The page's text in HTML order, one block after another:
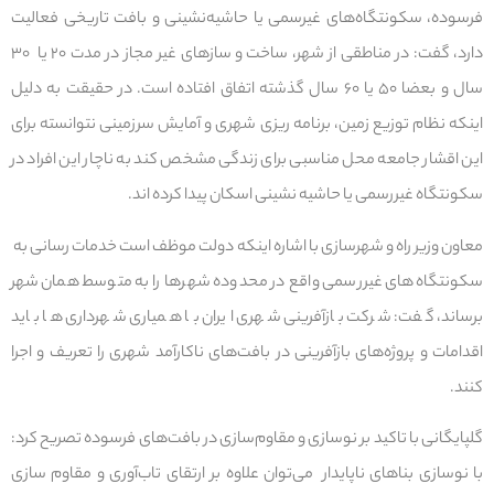
فرسوده، سکونتگاه‌های غیرسمی یا حاشیه‌نشینی و بافت تاریخی فعالیت
دارد، گفت: در مناطقی از شهر، ساخت و سازهای غیر مجاز در مدت ۲۰ یا ۳۰
سال و بعضا ۵۰ یا ۶۰ سال گذشته اتفاق افتاده است. در حقیقت به دلیل
اینکه نظام توزیع زمین، برنامه ریزی شهری و آمایش سرزمینی نتوانسته برای
این اقشار جامعه محل مناسبی برای زندگی مشخص کند به ناچار این افراد در
سکونتگاه غیررسمی یا حاشیه نشینی اسکان پیدا کرده اند.
معاون وزیر راه و شهرسازی با اشاره اینکه دولت موظف است خدمات رسانی به
سکونتگاه‌های غیررسمی واقع در محدوده شهرها را به متوسط همان شهر
برساند، گفت: شرکت بازآفرینی شهری ایران با همیاری شهرداری ها باید
اقدامات و پروژه‌های بازآفرینی در بافت‌های ناکارآمد شهری را تعریف و اجرا
کنند.
گلپایگانی با تاکید بر نوسازی و مقاوم‌سازی در بافت‌های فرسوده تصریح کرد:
با نوسازی بناهای ناپایدار می‌توان علاوه بر ارتقای تاب‌آوری و مقاوم سازی